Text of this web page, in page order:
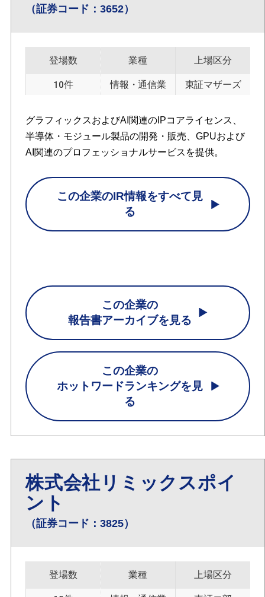
（証券コード：3652）
登場数
10件
業種
情報・通信業
上場区分
東証マザーズ
グラフィックスおよびAI関連のIPコアライセンス、
半導体・モジュール製品の開発・販売、GPUおよび
AI関連のプロフェッショナルサービスを提供。
この企業のIR情報をすべて見
る
この企業の
報告書アーカイブを見る
この企業の
ホットワードランキングを見
る
株式会社リミックスポイ
ント
（証券コード：3825）
登場数 業種 上場区分